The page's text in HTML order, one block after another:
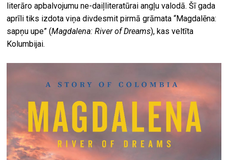
literāro apbalvojumu ne-daiļliteratūrai angļu valodā. Šī gada
aprīli tiks izdota viņa divdesmit pirmā grāmata “Magdalēna:
sapņu upe” (Magdalena: River of Dreams), kas veltīta
Kolumbijai.